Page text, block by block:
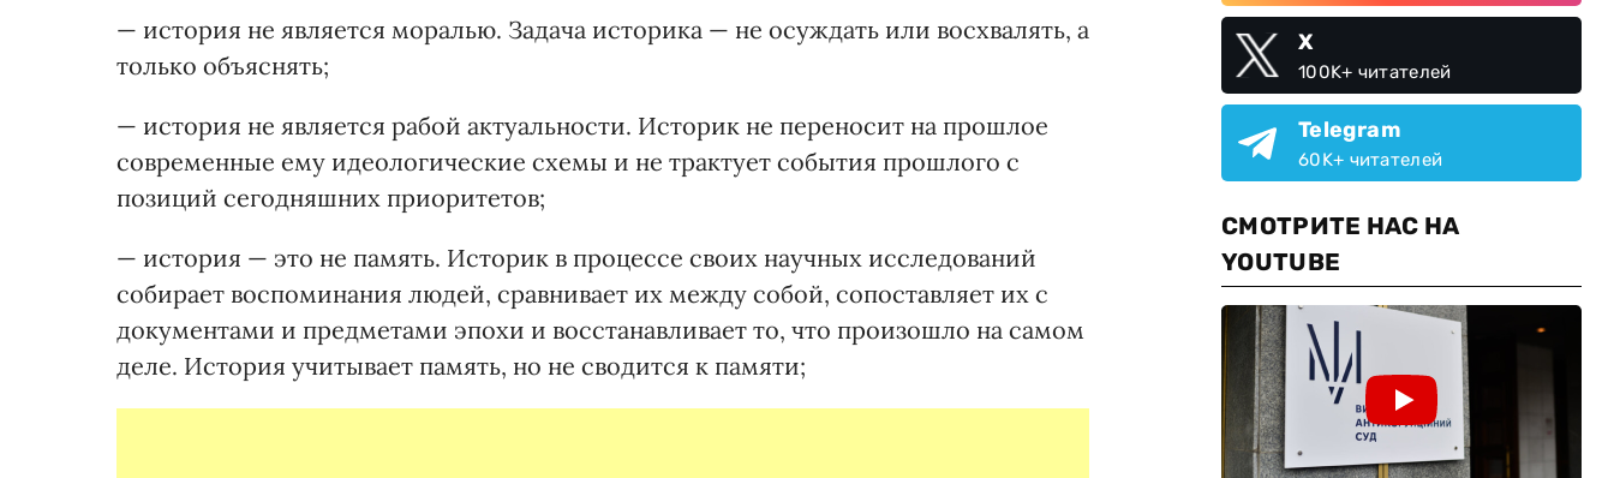
— история не является моралью. Задача историка — не осуждать или восхвалять, а
только объяснять;
— история не является рабой актуальности. Историк не переносит на прошлое
современные ему идеологические схемы и не трактует события прошлого с
позиций сегодняшних приоритетов;
— история — это не память. Историк в процессе своих научных исследований
собирает воспоминания людей, сравнивает их между собой, сопоставляет их с
документами и предметами эпохи и восстанавливает то, что произошло на самом
деле. История учитывает память, но не сводится к памяти;
X
100K+ читателей
Telegram
60K+ читателей
СМОТРИТЕ НАС НА
YOUTUBE